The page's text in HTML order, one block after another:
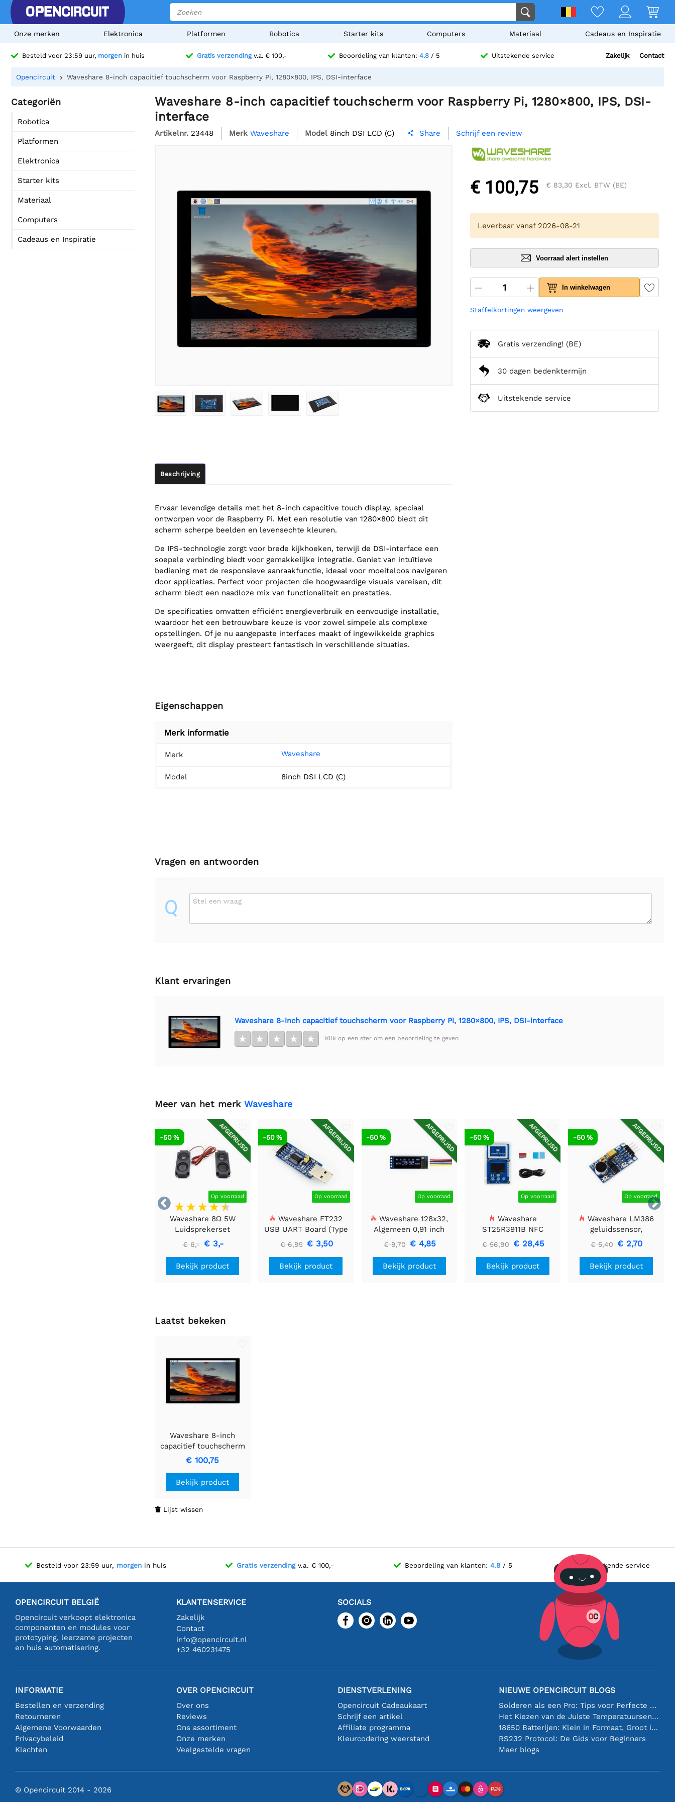
Onze merken Elektronica Platformen Robotica Starter kits Computers Materiaal Cadeaus en Inspiratie
Besteld voor 23:59 uur, morgen in huis Gratis verzendingv.a. € 100,- Beoordeling van klanten: 4.8/ 5 Uitstekende service Zakelijk Contact
Opencircuit Waveshare 8-inch capacitief touchscherm voor Raspberry Pi, 1280×800, IPS, DSI-interface
Categoriën
Robotica
Platformen
Elektronica
Starter kits
Materiaal
Computers
Cadeaus en Inspiratie
Waveshare 8-inch capacitief touchscherm voor Raspberry Pi, 1280×800, IPS, DSI-
interface
Artikelnr. 23448 Merk Waveshare Model 8inch DSI LCD (C)  Share Schrijf een review
Beschrijving
Ervaar levendige details met het 8-inch capacitive touch display, speciaal
ontworpen voor de Raspberry Pi. Met een resolutie van 1280×800 biedt dit
scherm scherpe beelden en levensechte kleuren.
De IPS-technologie zorgt voor brede kijkhoeken, terwijl de DSI-interface een
soepele verbinding biedt voor gemakkelijke integratie. Geniet van intuïtieve
bediening met de responsieve aanraakfunctie, ideaal voor moeiteloos navigeren
door applicaties. Perfect voor projecten die hoogwaardige visuals vereisen, dit
scherm biedt een naadloze mix van functionaliteit en prestaties.
De specificaties omvatten efficiënt energieverbruik en eenvoudige installatie,
waardoor het een betrouwbare keuze is voor zowel simpele als complexe
opstellingen. Of je nu aangepaste interfaces maakt of ingewikkelde graphics
weergeeft, dit display presteert fantastisch in verschillende situaties.
Eigenschappen
Merk informatie
Merk Waveshare
Model 8inch DSI LCD (C)
€ 100,75 € 83,30 Excl. BTW (BE)
Leverbaar vanaf 2026-08-21
Voorraad alert instellen
In winkelwagen
Staffelkortingen weergeven
Gratis verzending! (BE)
30 dagen bedenktermijn
Uitstekende service
Vragen en antwoorden
Q Stel een vraag
Klant ervaringen
Waveshare 8-inch capacitief touchscherm voor Raspberry Pi, 1280×800, IPS, DSI-interface
★ ★ ★ ★ ★ Klik op een ster om een beoordeling te geven
Meer van het merk Waveshare


AFGEPRIJSD
Op voorraad
-50 %
Waveshare 8Ω 5W
Luidsprekerset
€ 6,- € 3,-
Bekijk product
AFGEPRIJSD
Op voorraad
-50 %
Waveshare FT232
USB UART Board (Type
A), USB naar TTL (UART)
Communicatiemodule
€ 6,95 € 3,50
Bekijk product
AFGEPRIJSD
Op voorraad
-50 %
Waveshare 128x32,
Algemeen 0,91 inch
OLED-displaymodule
€ 9,70 € 4,85
Bekijk product
AFGEPRIJSD
Op voorraad
-50 %
Waveshare
ST25R3911B NFC
Evaluatiekit, NFC-lezer
+ TF-kaart + USB-kabel
€ 56,90 € 28,45
Bekijk product
AFGEPRIJSD
Op voorraad
-50 %
Waveshare LM386
geluidssensor,
geluidsdetector,
compatibel met Arduino
€ 5,40 € 2,70
Bekijk product
Laatst bekeken
Waveshare 8-inch
capacitief touchscherm
voor Raspberry Pi,
1280×800, IPS, DSI-
interface
€ 100,75
Bekijk product
 Lijst wissen
Besteld voor 23:59 uur, morgen in huis Gratis verzendingv.a. € 100,- Beoordeling van klanten: 4.8/ 5 Uitstekende service
OPENCIRCUIT BELGIË
Opencircuit verkoopt elektronica
componenten en modules voor
prototyping, leerzame projecten
en huis automatisering.
KLANTENSERVICE
Zakelijk
Contact
info@opencircuit.nl
+32 460231475
SOCIALS
INFORMATIE
Bestellen en verzending
Retourneren
Algemene Voorwaarden
Privacybeleid
Klachten
OVER OPENCIRCUIT
Over ons
Reviews
Ons assortiment
Onze merken
Veelgestelde vragen
DIENSTVERLENING
Opencircuit Cadeaukaart
Schrijf een artikel
Affiliate programma
Kleurcodering weerstand
NIEUWE OPENCIRCUIT BLOGS
Solderen als een Pro: Tips voor Perfecte Elektronische Verbindingen
Het Kiezen van de Juiste Temperatuursensor [youtube]
18650 Batterijen: Klein in Formaat, Groot in Prestatie
RS232 Protocol: De Gids voor Beginners
Meer blogs
© Opencircuit 2014 - 2026